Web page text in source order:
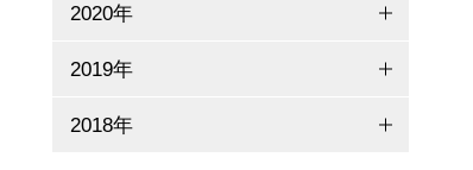
2020年
2019年
2018年